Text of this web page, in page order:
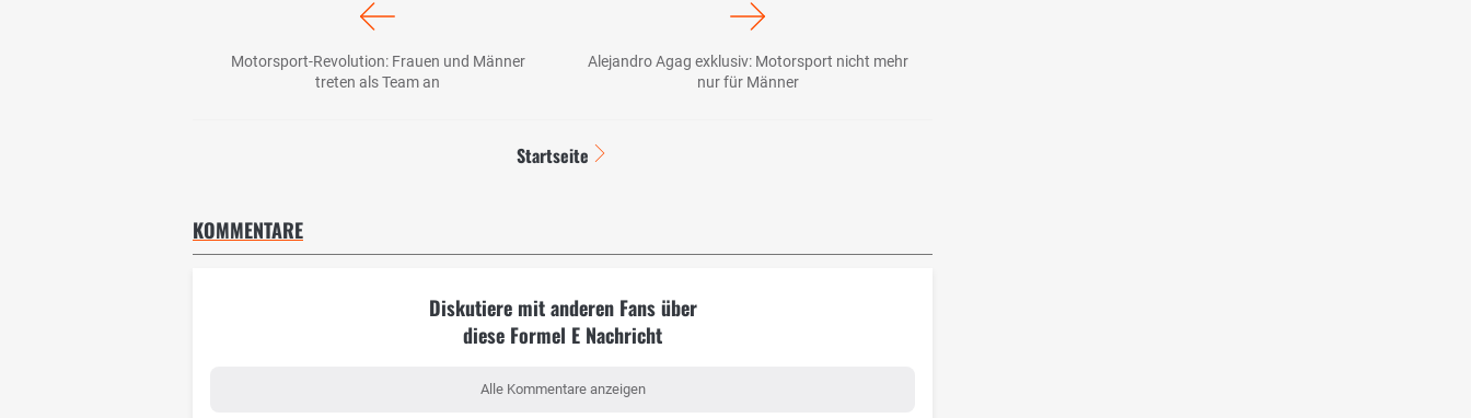
Motorsport-Revolution: Frauen und Männer
treten als Team an
Alejandro Agag exklusiv: Motorsport nicht mehr
nur für Männer
Startseite
KOMMENTARE
Diskutiere mit anderen Fans über
diese Formel E Nachricht
Alle Kommentare anzeigen